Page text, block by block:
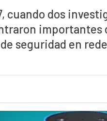
cuando dos
importantes
seguridad en